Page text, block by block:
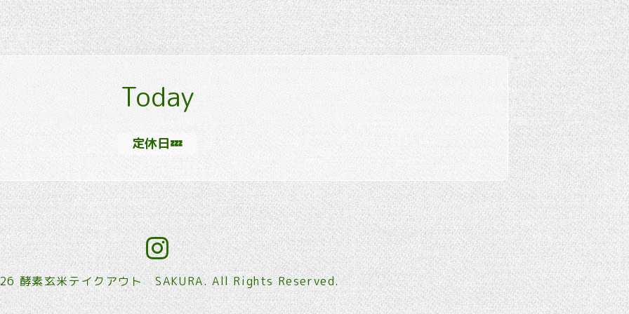
Today
定休日💤
酵素玄米テイクアウト SAKURA. All Rights Reserved.